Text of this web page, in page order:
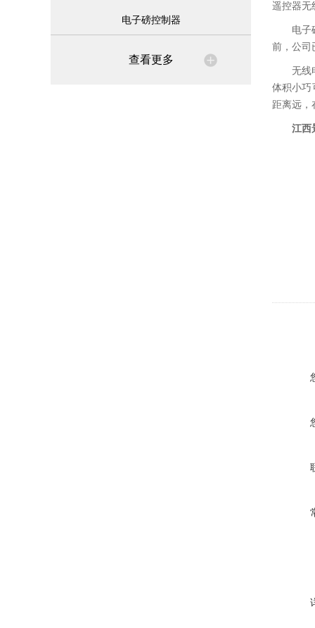
电子磅控制器
查看更多
遥控器无
电子
前，公司
无线
体积小巧
距离远，
江西